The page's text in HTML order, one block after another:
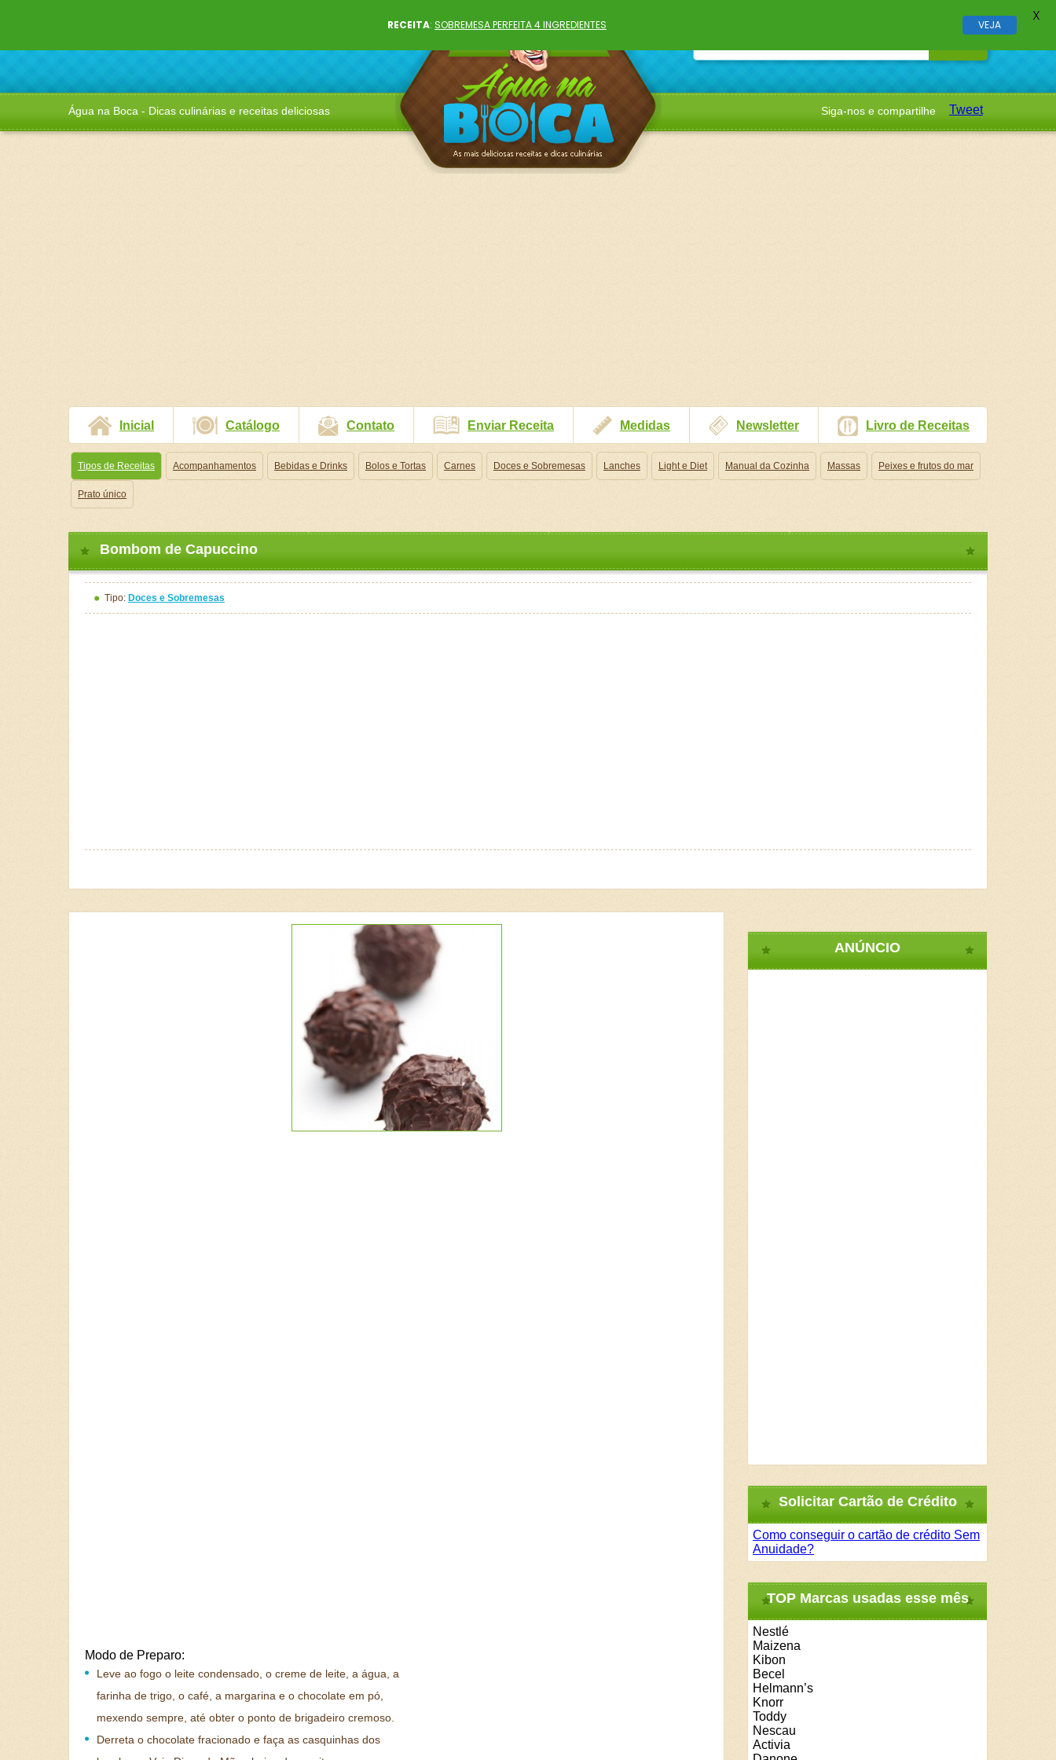
Água na Boca - Dicas culinárias e receitas deliciosas Siga-nos e compartilhe Tweet
Inicial Catálogo Contato Enviar Receita Medidas Newsletter Livro de Receitas
Tipos de Receitas Acompanhamentos Bebidas e Drinks Bolos e Tortas Carnes Doces e Sobremesas Lanches Light e Diet Manual da Cozinha Massas Peixes e frutos do mar
Prato único
Bombom de Capuccino
Tipo: Doces e Sobremesas
Modo de Preparo:
Leve ao fogo o leite condensado, o creme de leite, a água, a
farinha de trigo, o café, a margarina e o chocolate em pó,
mexendo sempre, até obter o ponto de brigadeiro cremoso.
Derreta o chocolate fracionado e faça as casquinhas dos
ANÚNCIO
Solicitar Cartão de Crédito
Como conseguir o cartão de crédito Sem
Anuidade?
TOP Marcas usadas esse mês
Nestlé
Maizena
Kibon
Becel
Helmann’s
Knorr
Toddy
Nescau
Activia
RECEITA: SOBREMESA PERFEITA 4 INGREDIENTES VEJA
X